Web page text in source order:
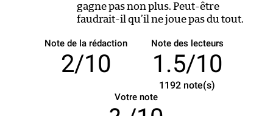
gagne pas non plus. Peut-être
faudrait-il qu’il ne joue pas du tout.
Note de la rédaction
2/10
Note des lecteurs
1.5/10
1192 note(s)
Votre note